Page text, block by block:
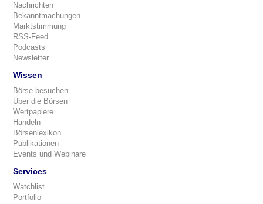
Nachrichten
Bekanntmachungen
Marktstimmung
RSS-Feed
Podcasts
Newsletter
Wissen
Börse besuchen
Über die Börsen
Wertpapiere
Handeln
Börsenlexikon
Publikationen
Events und Webinare
Services
Watchlist
Portfolio